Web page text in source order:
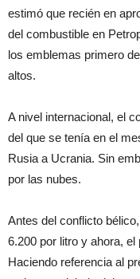
estimó que recién en
del combustible en
los emblemas primero
altos.
A nivel internacional, el
del que se tenía en el
Rusia a Ucrania. Sin
por las nubes.
Antes del conflicto
6.200 por litro y ahora,
Haciendo referencia al